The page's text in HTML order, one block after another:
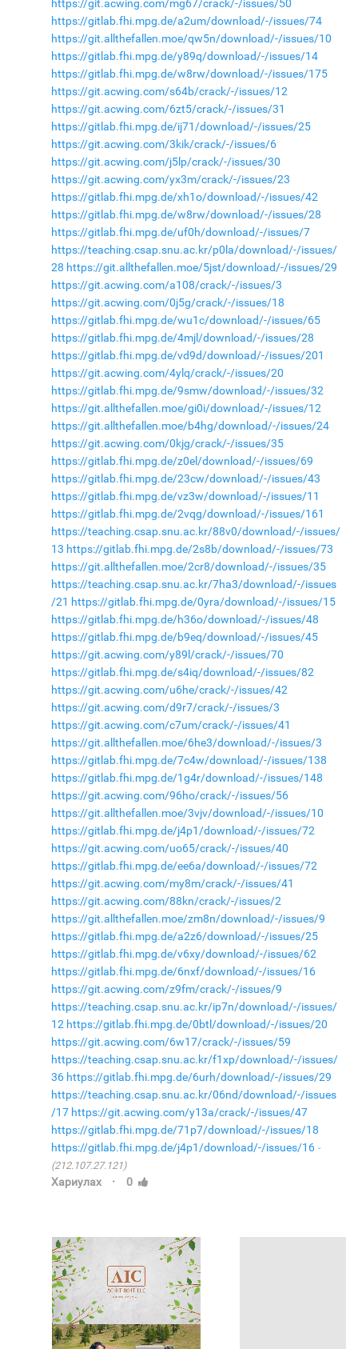
https://git.acwing.com/mg67/crack/-/issues/50
https://gitlab.fhi.mpg.de/a2um/download/-/issues/74
https://git.allthefallen.moe/qw5n/download/-/issues/10
https://gitlab.fhi.mpg.de/y89q/download/-/issues/14
https://gitlab.fhi.mpg.de/w8rw/download/-/issues/175
https://git.acwing.com/s64b/crack/-/issues/12
https://git.acwing.com/6zt5/crack/-/issues/31
https://gitlab.fhi.mpg.de/ij71/download/-/issues/25
https://git.acwing.com/3kik/crack/-/issues/6
https://git.acwing.com/j5lp/crack/-/issues/30
https://git.acwing.com/yx3m/crack/-/issues/23
https://gitlab.fhi.mpg.de/xh1o/download/-/issues/42
https://gitlab.fhi.mpg.de/w8rw/download/-/issues/28
https://gitlab.fhi.mpg.de/uf0h/download/-/issues/7
https://teaching.csap.snu.ac.kr/p0la/download/-/issues/
28 https://git.allthefallen.moe/5jst/download/-/issues/29
https://git.acwing.com/a108/crack/-/issues/3
https://git.acwing.com/0j5g/crack/-/issues/18
https://gitlab.fhi.mpg.de/wu1c/download/-/issues/65
https://gitlab.fhi.mpg.de/4mjl/download/-/issues/28
https://gitlab.fhi.mpg.de/vd9d/download/-/issues/201
https://git.acwing.com/4ylq/crack/-/issues/20
https://gitlab.fhi.mpg.de/9smw/download/-/issues/32
https://git.allthefallen.moe/gi0i/download/-/issues/12
https://git.allthefallen.moe/b4hg/download/-/issues/24
https://git.acwing.com/0kjg/crack/-/issues/35
https://gitlab.fhi.mpg.de/z0el/download/-/issues/69
https://gitlab.fhi.mpg.de/23cw/download/-/issues/43
https://gitlab.fhi.mpg.de/vz3w/download/-/issues/11
https://gitlab.fhi.mpg.de/2vqg/download/-/issues/161
https://teaching.csap.snu.ac.kr/88v0/download/-/issues/
13 https://gitlab.fhi.mpg.de/2s8b/download/-/issues/73
https://git.allthefallen.moe/2cr8/download/-/issues/35
https://teaching.csap.snu.ac.kr/7ha3/download/-/issues
/21 https://gitlab.fhi.mpg.de/0yra/download/-/issues/15
https://gitlab.fhi.mpg.de/h36o/download/-/issues/48
https://gitlab.fhi.mpg.de/b9eq/download/-/issues/45
https://git.acwing.com/y89l/crack/-/issues/70
https://gitlab.fhi.mpg.de/s4iq/download/-/issues/82
https://git.acwing.com/u6he/crack/-/issues/42
https://git.acwing.com/d9r7/crack/-/issues/3
https://git.acwing.com/c7um/crack/-/issues/41
https://git.allthefallen.moe/6he3/download/-/issues/3
https://gitlab.fhi.mpg.de/7c4w/download/-/issues/138
https://gitlab.fhi.mpg.de/1g4r/download/-/issues/148
https://git.acwing.com/96ho/crack/-/issues/56
https://git.allthefallen.moe/3vjv/download/-/issues/10
https://gitlab.fhi.mpg.de/j4p1/download/-/issues/72
https://git.acwing.com/uo65/crack/-/issues/40
https://gitlab.fhi.mpg.de/ee6a/download/-/issues/72
https://git.acwing.com/my8m/crack/-/issues/41
https://git.acwing.com/88kn/crack/-/issues/2
https://git.allthefallen.moe/zm8n/download/-/issues/9
https://gitlab.fhi.mpg.de/a2z6/download/-/issues/25
https://gitlab.fhi.mpg.de/v6xy/download/-/issues/62
https://gitlab.fhi.mpg.de/6nxf/download/-/issues/16
https://git.acwing.com/z9fm/crack/-/issues/9
https://teaching.csap.snu.ac.kr/ip7n/download/-/issues/
12 https://gitlab.fhi.mpg.de/0btl/download/-/issues/20
https://git.acwing.com/6w17/crack/-/issues/59
https://teaching.csap.snu.ac.kr/f1xp/download/-/issues/
36 https://gitlab.fhi.mpg.de/6urh/download/-/issues/29
https://teaching.csap.snu.ac.kr/06nd/download/-/issues
/17 https://git.acwing.com/y13a/crack/-/issues/47
https://gitlab.fhi.mpg.de/71p7/download/-/issues/18
https://gitlab.fhi.mpg.de/j4p1/download/-/issues/16
(212.107.27.121)
Хариулах · 0